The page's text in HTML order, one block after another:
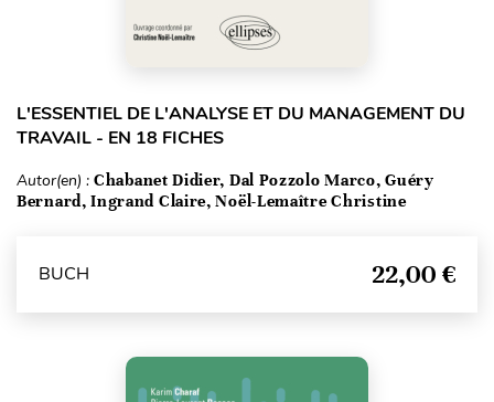
L'ESSENTIEL DE L'ANALYSE ET DU MANAGEMENT DU
TRAVAIL - EN 18 FICHES
Autor(en) : Chabanet Didier, Dal Pozzolo Marco, Guéry
Bernard, Ingrand Claire, Noël-Lemaître Christine
BUCH 22,00 €